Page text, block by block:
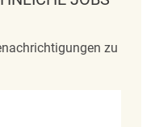
zu